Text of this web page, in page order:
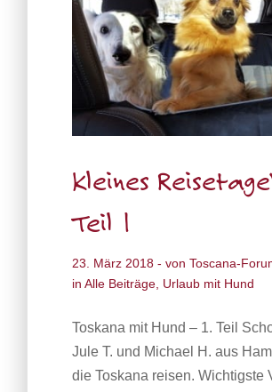
Kleines
Teil 1
23. März 2018 - von Toscana-
in Alle Beiträge, Urlaub mit Hund
Toskana mit Hund – 1. Teil
Jule T. und Michael H. aus
die Toskana reisen. Wichtigste